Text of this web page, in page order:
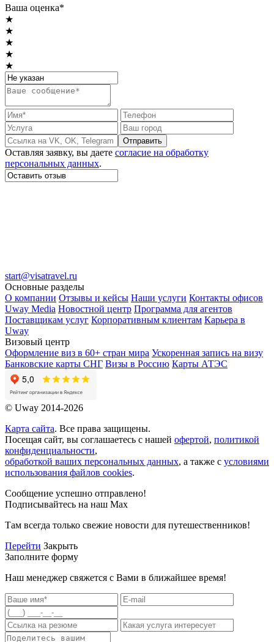
Ваша оценка*
★
★
★
★
★
Отправить
Оставляя заявку, вы даете согласие на обработку
персональных данных.
start@visatravel.ru
Основные разделы
О компании Отзывы и кейсы Наши услуги Контакты офисов
Uway Media Новостной центр Программа для агентов
Поставщикам услуг Корпоративным клиентам Карьера в
Uway
Визовый центр
Оформление виз в 60+ стран мира Ускоренная запись на визу
Банковские карты СНГ Визы в Россию Карты АТЭС
© Uway 2014-2026
Карта сайта. Все права защищены.
Посещая сайт, вы соглашаетесь с нашей офертой, политикой
конфиденциальности,
обработкой ваших персональных данных, а также с условиями
использования файлов cookies.
Сообщение успешно отправлено!
Подписывайтесь на наш Max
Там всегда только свежие новости для путешественников!
Перейти Закрыть
Заполните форму
Наш менеджер свяжется с Вами в ближайшее время!